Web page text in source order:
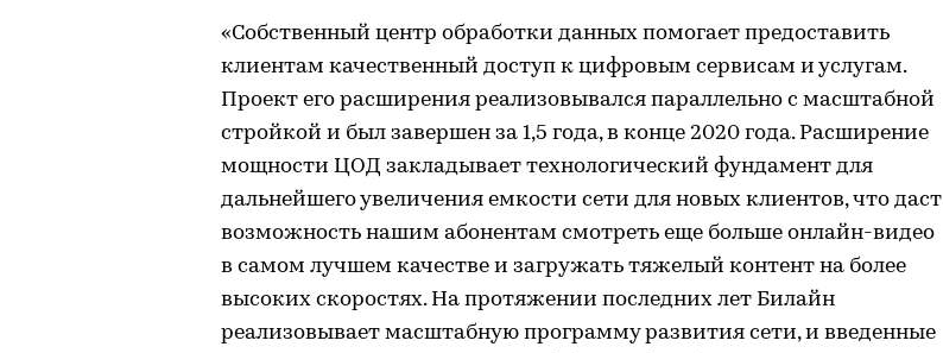
«Собственный центр обработки данных помогает предоставить
клиентам качественный доступ к цифровым сервисам и услугам.
Проект его расширения реализовывался параллельно с масштабной
стройкой и был завершен за 1,5 года, в конце 2020 года. Расширение
мощности ЦОД закладывает технологический фундамент для
дальнейшего увеличения емкости сети для новых клиентов, что даст
возможность нашим абонентам смотреть еще больше онлайн-видео
в самом лучшем качестве и загружать тяжелый контент на более
высоких скоростях. На протяжении последних лет Билайн
реализовывает масштабную программу развития сети, и введенные